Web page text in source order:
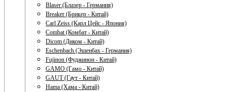
Blaser (Блазер - Германия)
Breaker (Брикер - Китай)
Carl Zeiss (Карл Цейс - Япония)
Combat (Комбат - Китай)
Dicom (Диком - Китай)
Eschenbach (Эшенбах - Германия)
Fujinon (Фуджинон - Китай)
GAMO (Гамо - Китай)
GAUT (Гаут - Китай)
Hama (Хама - Китай)